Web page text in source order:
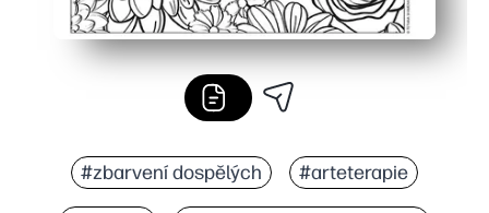
#zbarvení dospělých #arteterapie